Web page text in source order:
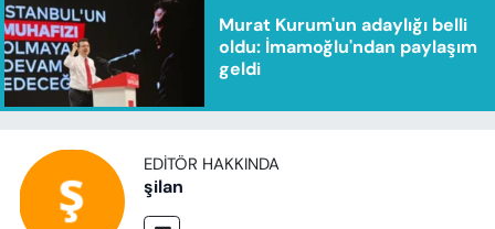
Murat Kurum'un adaylığı belli
oldu: İmamoğlu'ndan paylaşım
geldi
EDITÖR HAKKINDA
şilan